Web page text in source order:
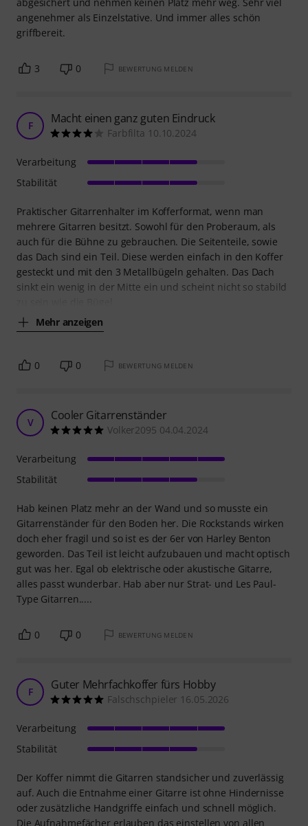
angenehmer als Einzelstative. Und immer alles schön
griffbereit.
3 0 BEWERTUNG MELDEN
F Macht einen ganz guten Eindruck
Farbfilta 10.10.2024
Praktischer Gitarrenhalter im Kofferformat, wenn man
mehrere Gitarren besitzt. Sowohl für den Proberaum, als
auch für die Bühne zu gebrauchen. Die Seitenteile, sowie
das Dach sind ein Teil. Diese werden einfach in den Koffer
gesteckt und mit den 3 Metallbügeln gehalten. Das Dach
sinkt ein wenig in der Mitte ein und scheint nicht so stabild
Mehr anzeigen
Verarbeitung
Stabilität
0 0 BEWERTUNG MELDEN
V Cooler Gitarrenständer
Volker2095 04.04.2024
Hab keinen Platz mehr an der Wand und so musste ein
Gitarrenständer für den Boden her. Die Rockstands wirken
doch eher fragil und so ist es der 6er von Harley Benton
geworden. Das Teil ist leicht aufzubauen und macht optisch
gut was her. Egal ob elektrische oder akustische Gitarre,
alles passt wunderbar. Hab aber nur Strat- und Les Paul-
Type Gitarren.....
Verarbeitung
Stabilität
0 0 BEWERTUNG MELDEN
F Guter Mehrfachkoffer fürs Hobby
Falschschpieler 16.05.2026
Der Koffer nimmt die Gitarren standsicher und zuverlässig
auf. Auch die Entnahme einer Gitarre ist ohne Hindernisse
oder zusätzliche Handgriffe einfach und schnell möglich.
Die Aufnahmefächer erlauben das einstellen von allen
Verarbeitung
Stabilität